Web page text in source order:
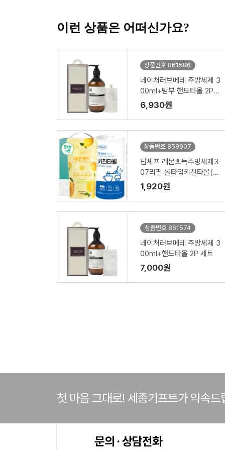
이런 상품은 어떠신가요?
상품번호 861586
네이처러브메레 주방세제 3
00ml+밤부 핸드타올 2P
세트
6,930원
상품번호 859907
탑셰프 레몬뽀득주방세제3
07리필 롤타입키친타올(2
종)
1,920원
상품번호 861574
네이처러브메레 주방세제 3
00ml+핸드타올 2P 세트
7,000원
첫 마음 그대로! 세종기프트가 약속드
문의 · 상담전화